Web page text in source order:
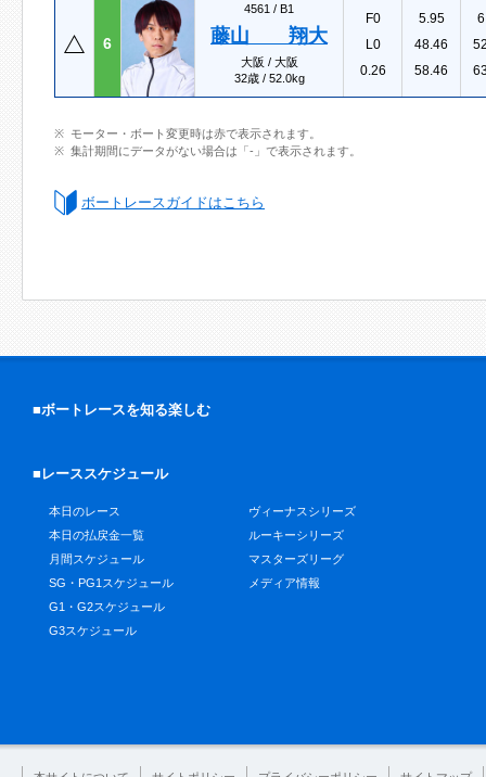
6
4561 / B1
藤山 翔大
大阪 / 大阪
32歳 / 52.0kg
F0
L0
0.26
5.95
48.46
58.46
モーター・ボート変更時は赤で表示されます。
集計期間にデータがない場合は「-」で表示されます。
ボートレースガイドはこちら
■ボートレースを知る楽しむ
■レーススケジュール
本日のレース
本日の払戻金一覧
月間スケジュール
SG・PG1スケジュール
G1・G2スケジュール
G3スケジュール
ヴィーナスシリーズ
ルーキーシリーズ
マスターズリーグ
メディア情報